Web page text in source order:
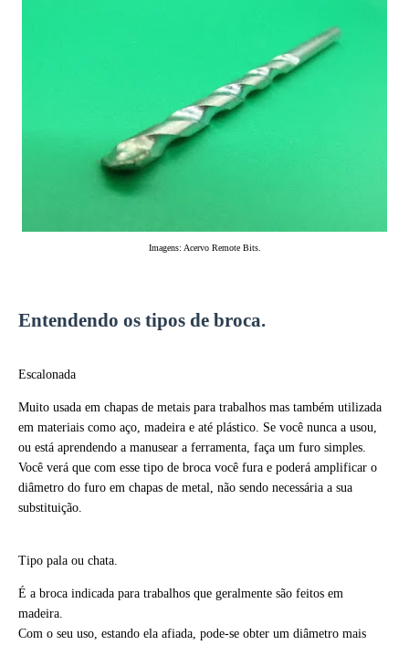
Imagens: Acervo Remote Bits.
Entendendo os tipos de broca.
Escalonada
Muito usada em chapas de metais para trabalhos mas também utilizada
em materiais como aço, madeira e até plástico. Se você nunca a usou,
ou está aprendendo a manusear a ferramenta, faça um furo simples.
Você verá que com esse tipo de broca você fura e poderá amplificar o
diâmetro do furo em chapas de metal, não sendo necessária a sua
substituição.
Tipo pala ou chata.
É a broca indicada para trabalhos que geralmente são feitos em
madeira.
Com o seu uso, estando ela afiada, pode-se obter um diâmetro mais